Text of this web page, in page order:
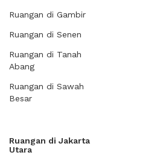
Ruangan di Gambir
Ruangan di Senen
Ruangan di Tanah
Abang
Ruangan di Sawah
Besar
Ruangan di Jakarta
Utara